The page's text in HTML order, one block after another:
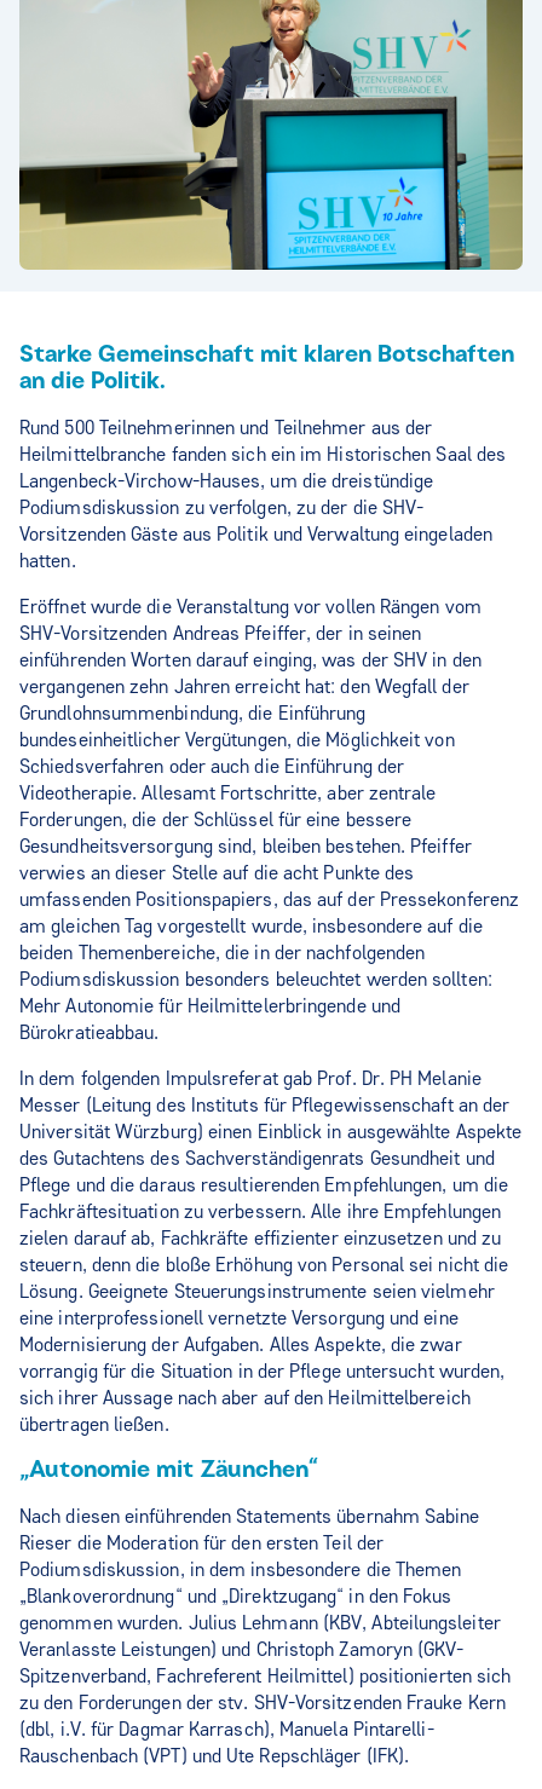
Starke Gemeinschaft mit klaren Botschaften
an die Politik.
Rund 500 Teilnehmerinnen und Teilnehmer aus der
Heilmittelbranche fanden sich ein im Historischen Saal des
Langenbeck-Virchow-Hauses, um die dreistündige
Podiumsdiskussion zu verfolgen, zu der die SHV-
Vorsitzenden Gäste aus Politik und Verwaltung eingeladen
hatten.
Eröffnet wurde die Veranstaltung vor vollen Rängen vom
SHV-Vorsitzenden Andreas Pfeiffer, der in seinen
einführenden Worten darauf einging, was der SHV in den
vergangenen zehn Jahren erreicht hat: den Wegfall der
Grundlohnsummenbindung, die Einführung
bundeseinheitlicher Vergütungen, die Möglichkeit von
Schiedsverfahren oder auch die Einführung der
Videotherapie. Allesamt Fortschritte, aber zentrale
Forderungen, die der Schlüssel für eine bessere
Gesundheitsversorgung sind, bleiben bestehen. Pfeiffer
verwies an dieser Stelle auf die acht Punkte des
umfassenden Positionspapiers, das auf der Pressekonferenz
am gleichen Tag vorgestellt wurde, insbesondere auf die
beiden Themenbereiche, die in der nachfolgenden
Podiumsdiskussion besonders beleuchtet werden sollten:
Mehr Autonomie für Heilmittelerbringende und
Bürokratieabbau.
In dem folgenden Impulsreferat gab Prof. Dr. PH Melanie
Messer (Leitung des Instituts für Pflegewissenschaft an der
Universität Würzburg) einen Einblick in ausgewählte Aspekte
des Gutachtens des Sachverständigenrats Gesundheit und
Pflege und die daraus resultierenden Empfehlungen, um die
Fachkräftesituation zu verbessern. Alle ihre Empfehlungen
zielen darauf ab, Fachkräfte effizienter einzusetzen und zu
steuern, denn die bloße Erhöhung von Personal sei nicht die
Lösung. Geeignete Steuerungsinstrumente seien vielmehr
eine interprofessionell vernetzte Versorgung und eine
Modernisierung der Aufgaben. Alles Aspekte, die zwar
vorrangig für die Situation in der Pflege untersucht wurden,
sich ihrer Aussage nach aber auf den Heilmittelbereich
übertragen ließen.
„Autonomie mit Zäunchen“
Nach diesen einführenden Statements übernahm Sabine
Rieser die Moderation für den ersten Teil der
Podiumsdiskussion, in dem insbesondere die Themen
„Blankoverordnung“ und „Direktzugang“ in den Fokus
genommen wurden. Julius Lehmann (KBV, Abteilungsleiter
Veranlasste Leistungen) und Christoph Zamoryn (GKV-
Spitzenverband, Fachreferent Heilmittel) positionierten sich
zu den Forderungen der stv. SHV-Vorsitzenden Frauke Kern
(dbl, i.V. für Dagmar Karrasch), Manuela Pintarelli-
Rauschenbach (VPT) und Ute Repschläger (IFK).